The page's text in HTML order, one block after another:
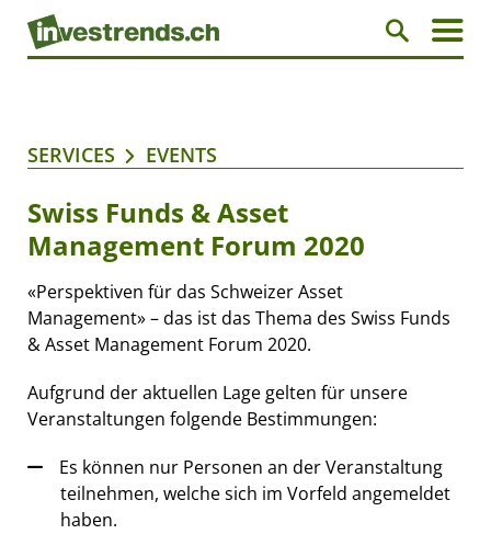
SERVICES EVENTS
Swiss Funds & Asset
Management Forum 2020
«Perspektiven für das Schweizer Asset
Management» – das ist das Thema des Swiss Funds
& Asset Management Forum 2020.
Aufgrund der aktuellen Lage gelten für unsere
Veranstaltungen folgende Bestimmungen:
Es können nur Personen an der Veranstaltung
teilnehmen, welche sich im Vorfeld angemeldet
haben.